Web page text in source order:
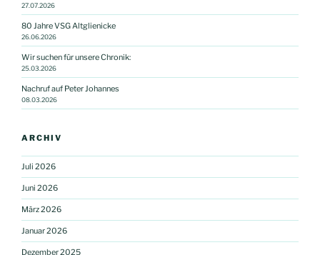
27.07.2026
80 Jahre VSG Altglienicke
26.06.2026
Wir suchen für unsere Chronik:
25.03.2026
Nachruf auf Peter Johannes
08.03.2026
ARCHIV
Juli 2026
Juni 2026
März 2026
Januar 2026
Dezember 2025